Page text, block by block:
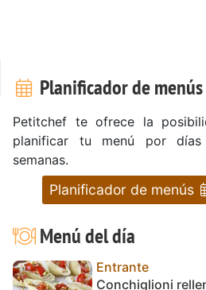
Planificador de menús
Petitchef te ofrece la
planificar tu menú por
semanas.
Planificador de menús
Menú del día
Entrante
Conchiglioni